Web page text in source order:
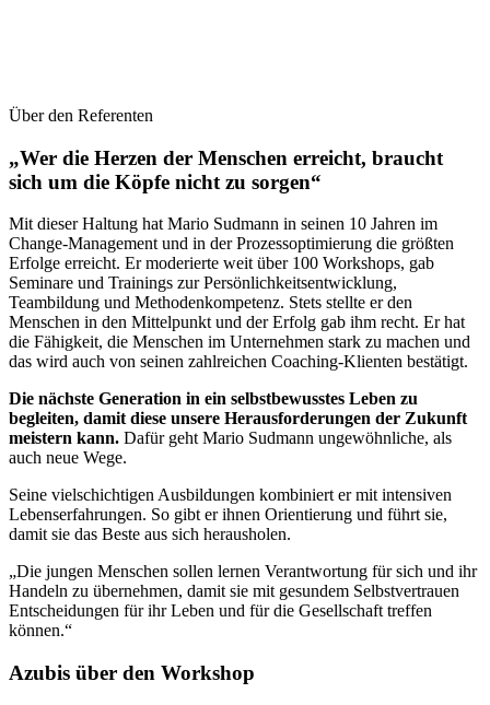
Über den Referenten
„Wer die Herzen der Menschen erreicht, braucht
sich um die Köpfe nicht zu sorgen“
Mit dieser Haltung hat Mario Sudmann in seinen 10 Jahren im
Change-Management und in der Prozessoptimierung die größten
Erfolge erreicht. Er moderierte weit über 100 Workshops, gab
Seminare und Trainings zur Persönlichkeitsentwicklung,
Teambildung und Methodenkompetenz. Stets stellte er den
Menschen in den Mittelpunkt und der Erfolg gab ihm recht. Er hat
die Fähigkeit, die Menschen im Unternehmen stark zu machen und
das wird auch von seinen zahlreichen Coaching-Klienten bestätigt.
Die nächste Generation in ein selbstbewusstes Leben zu
begleiten, damit diese unsere Herausforderungen der Zukunft
meistern kann. Dafür geht Mario Sudmann ungewöhnliche, als
auch neue Wege.
Seine vielschichtigen Ausbildungen kombiniert er mit intensiven
Lebenserfahrungen. So gibt er ihnen Orientierung und führt sie,
damit sie das Beste aus sich herausholen.
„Die jungen Menschen sollen lernen Verantwortung für sich und ihr
Handeln zu übernehmen, damit sie mit gesundem Selbstvertrauen
Entscheidungen für ihr Leben und für die Gesellschaft treffen
können.“
Azubis über den Workshop